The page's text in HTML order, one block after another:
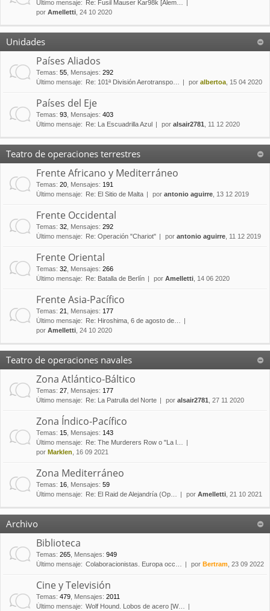
Último mensaje:
Re: Fusil Mauser Kar98k [Alem…
por Amelletti , 24 10 2020
Unidades
Países Aliados
Temas: 55 Mensajes: 292
Último mensaje:
Re: 101ª División Aerotranspo… por albertoa , 15 04 2020
Países del Eje
Temas: 93 Mensajes: 403
Último mensaje:
Re: La Escuadrilla Azul por alsair2781 , 11 12 2020
Teatro de operaciones terrestres
Frente Africano y Mediterráneo
Temas: 20 Mensajes: 191
Último mensaje:
Re: El Sitio de Malta por antonio aguirre , 13 12 2019
Frente Occidental
Temas: 32 Mensajes: 292
Último mensaje:
Re: Operación "Chariot" por antonio aguirre , 11 12 2019
Frente Oriental
Temas: 32 Mensajes: 266
Último mensaje:
Re: Batalla de Berlín por Amelletti , 14 06 2020
Frente Asia-Pacífico
Temas: 21 Mensajes: 177
Último mensaje:
Re: Hiroshima, 6 de agosto de…
por Amelletti , 24 10 2020
Teatro de operaciones navales
Zona Atlántico-Báltico
Temas: 27 Mensajes: 177
Último mensaje:
Re: La Patrulla del Norte por alsair2781 , 27 11 2020
Zona Índico-Pacífico
Temas: 15 Mensajes: 143
Último mensaje:
Re: The Murderers Row o "La l…
por Marklen , 16 09 2021
Zona Mediterráneo
Temas: 16 Mensajes: 59
Último mensaje:
Re: El Raid de Alejandría (Op… por Amelletti , 21 10 2021
Archivo
Biblioteca
Temas: 265 Mensajes: 949
Último mensaje: Colaboracionistas. Europa occ… por Bertram , 23 09 2022
Cine y Televisión
Temas: 479 Mensajes: 2011
Último mensaje: Wolf Hound. Lobos de acero [W…